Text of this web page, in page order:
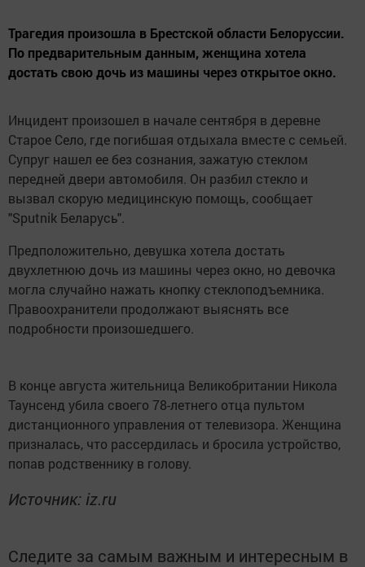
Трагедия произошла в Брестской области Белоруссии.
По предварительным данным, женщина хотела
достать свою дочь из машины через открытое окно.
Инцидент произошел в начале сентября в деревне
Старое Село, где погибшая отдыхала вместе с семьей.
Супруг нашел ее без сознания, зажатую стеклом
передней двери автомобиля. Он разбил стекло и
вызвал скорую медицинскую помощь, сообщает
"Sputnik Беларусь".
Предположительно, девушка хотела достать
двухлетнюю дочь из машины через окно, но девочка
могла случайно нажать кнопку стеклоподъемника.
Правоохранители продолжают выяснять все
подробности произошедшего.
В конце августа жительница Великобритании Никола
Таунсенд убила своего 78-летнего отца пультом
дистанционного управления от телевизора. Женщина
призналась, что рассердилась и бросила устройство,
попав родственнику в голову.
Источник: iz.ru
Следите за самым важным и интересным в